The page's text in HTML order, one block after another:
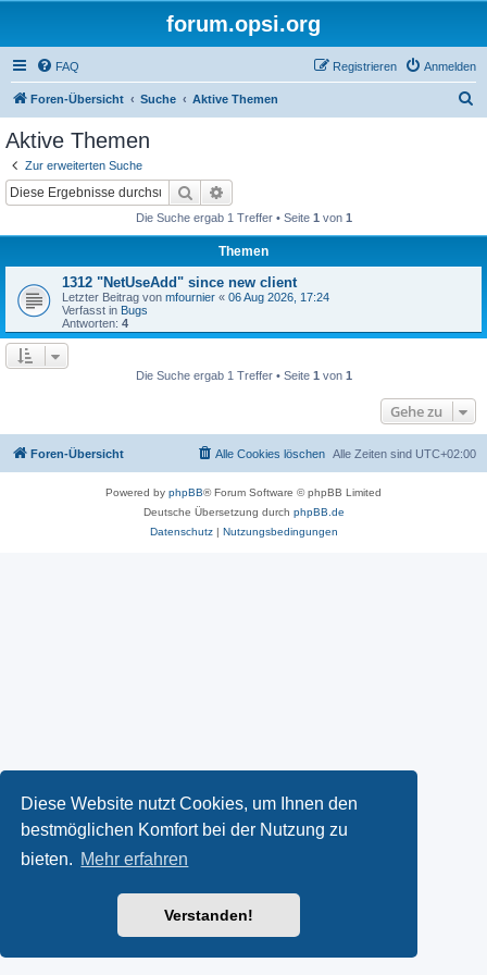
Diese Website nutzt Cookies, um Ihnen den
bestmöglichen Komfort bei der Nutzung zu
bieten. Mehr erfahren
Verstanden!
forum.opsi.org
FAQ Anmelden
Registrieren
Foren-Übersicht Suche Aktive Themen
Aktive Themen
Zur erweiterten Suche
Suche
Die Suche ergab 1 Treffer • Seite 1 von 1
Themen
1312 "NetUseAdd" since new client
Letzter Beitrag von mfournier « 06 Aug 2026, 17:24
Verfasst in Bugs
Antworten: 4
Die Suche ergab 1 Treffer • Seite 1 von 1
Gehe zu
Foren-Übersicht Alle Zeiten sind UTC+02:00
Alle Cookies löschen
Powered by phpBB® Forum Software © phpBB Limited
Deutsche Übersetzung durch phpBB.de
Datenschutz| Nutzungsbedingungen